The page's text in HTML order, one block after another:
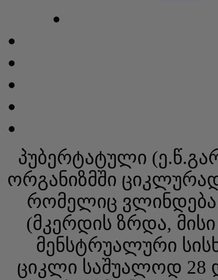
პუბერტატული
ორგანიზმში
რომელიც
(მკერდის ზრდა,
მენსტრუალური
ციკლი საშუალოდ 28